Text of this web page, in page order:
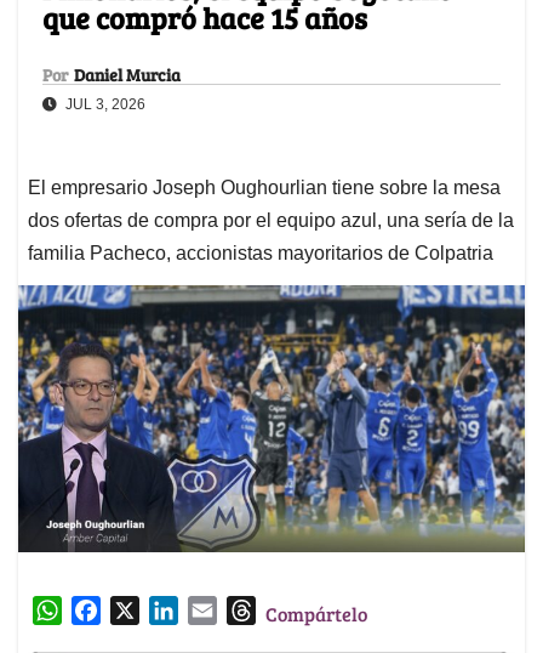
que compró hace 15 años
Por Daniel Murcia
JUL 3, 2026
El empresario Joseph Oughourlian tiene sobre la mesa
dos ofertas de compra por el equipo azul, una sería de la
familia Pacheco, accionistas mayoritarios de Colpatria
W
TCompártelo